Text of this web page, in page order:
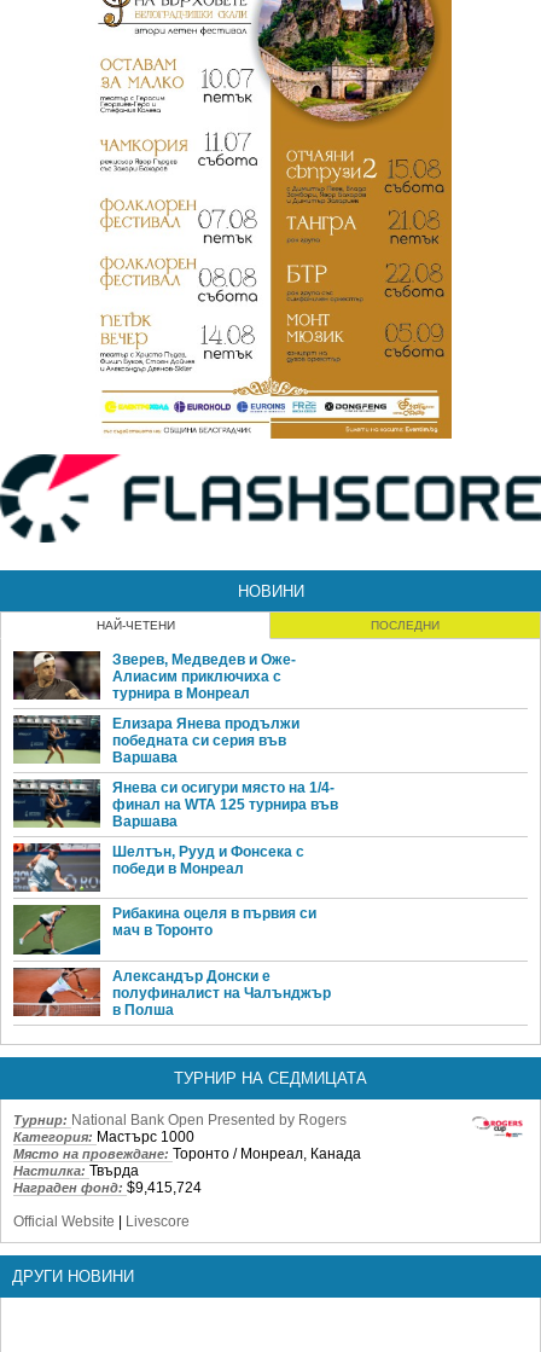
НОВИНИ
НАЙ-ЧЕТЕНИ ПОСЛЕДНИ
Зверев, Медведев и Оже-
Алиасим приключиха с
турнира в Монреал
Елизара Янева продължи
победната си серия във
Варшава
Янева си осигури място на 1/4-
финал на WTA 125 турнира във
Варшава
Шелтън, Рууд и Фонсека с
победи в Монреал
Рибакина оцеля в първия си
мач в Торонто
Александър Донски е
полуфиналист на Чалънджър
в Полша
ТУРНИР НА СЕДМИЦАТА
Турнир: National Bank Open Presented by Rogers
Категория: Мастърс 1000
Място на провеждане: Торонто / Монреал, Канада
Настилка: Твърда
Награден фонд: $9,415,724
Official Website | Livescore
ДРУГИ НОВИНИ